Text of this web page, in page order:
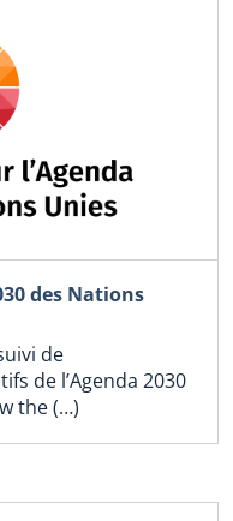
des Nations
de
de l’Agenda 2030
the (…)